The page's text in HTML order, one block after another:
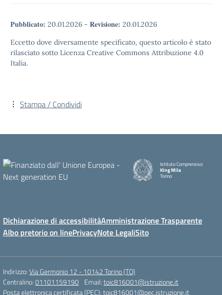
Pubblicato: 20.01.2026 - Revisione: 20.01.2026
Eccetto dove diversamente specificato, questo articolo è stato
rilasciato sotto Licenza Creative Commons Attribuzione 4.0
Italia.
Stampa / Condividi
Istituto Comprensivo
King Mila
Torino
Dichiarazione di accessibilitàAmministrazione Trasparente
Albo pretorio on linePrivacyNote LegaliSito
Indirizzo:Via Germonio 12 - 10142 Torino (TO)
Centralino:01101159190 Email:toic816001@istruzione.it
Posta elettronica certificata (PEC):toic816001@pec.istruzione.it